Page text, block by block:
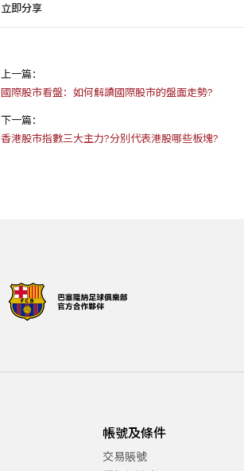
立即分享
上一篇：
國際股市看盤：如何解讀國際股市的盤面走勢?
下一篇：
香港股市指數三大主力?分別代表港股哪些板塊?
帳號及條件
交易賬號